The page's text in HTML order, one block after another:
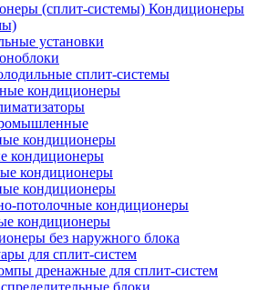
Кондиционеры
установки
сплит-системы
кондиционеры
кондиционеры
кондиционеры
кондиционеры
кондиционеры
потолочные кондиционеры
кондиционеры
без наружного блока
для сплит-систем
дренажные для сплит-систем
блоки